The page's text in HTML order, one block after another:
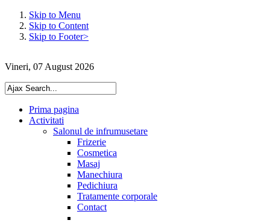
Skip to Menu
Skip to Content
Skip to Footer>
Vineri, 07 August 2026
Prima pagina
Activitati
Salonul de infrumusetare
Frizerie
Cosmetica
Masaj
Manechiura
Pedichiura
Tratamente corporale
Contact